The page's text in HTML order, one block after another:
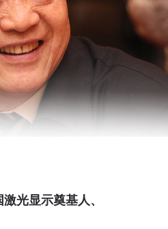
光显示奠基人、